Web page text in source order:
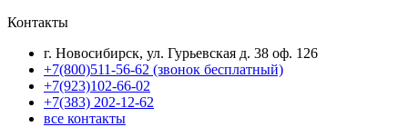
Контакты
г. Новосибирск, ул. Гурьевская д. 38 оф. 126
+7(800)511-56-62 (звонок бесплатный)
+7(923)102-66-02
+7(383) 202-12-62
все контакты